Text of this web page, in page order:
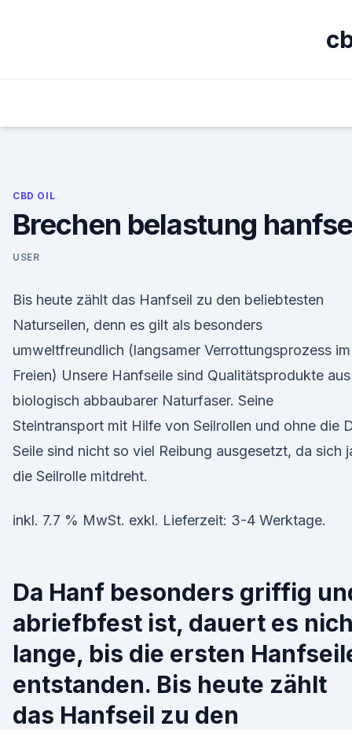
CBD OIL
Brechen belastung
USER
Bis heute zählt das Hanfseil zu den beliebtesten
Naturseilen, denn es gilt als besonders
umweltfreundlich (langsamer Verrottungsprozess im
Freien) Unsere Hanfseile sind Qualitätsprodukte aus
biologisch abbaubarer Naturfaser. Seine
Steintransport mit Hilfe von Seilrollen und ohne die
Seile sind nicht so viel Reibung ausgesetzt, da sich
die Seilrolle mitdreht.
inkl. 7.7 % MwSt. exkl. Lieferzeit: 3-4 Werktage.
Da Hanf besonders griffig
abriefbfest ist, dauert es
lange, bis die ersten
entstanden. Bis heute zählt
das Hanfseil zu den